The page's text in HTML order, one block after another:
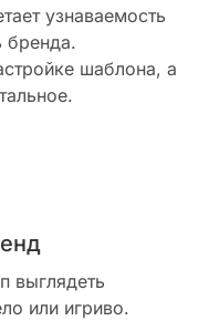
узнаваемость
бренда.
шаблона, а
выглядеть
или игриво.